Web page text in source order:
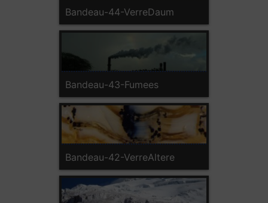
Bandeau-44-VerreDaum
Bandeau-43-Fumees
Bandeau-42-VerreAltere